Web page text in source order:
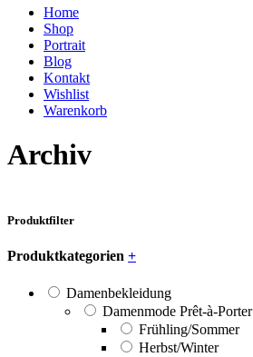
Home
Shop
Portrait
Blog
Kontakt
Wishlist
Warenkorb
Archiv
Produktfilter
Produktkategorien +
Damenbekleidung
Damenmode Prêt-à-Porter
Frühling/Sommer
Herbst/Winter